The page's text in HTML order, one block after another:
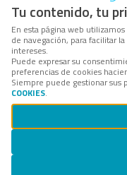
Tu contenido, tu
En esta página web
de navegación, para facilitar
intereses.
Puede expresar su
preferencias de cookies
Siempre puede gestionar sus
COOKIES.